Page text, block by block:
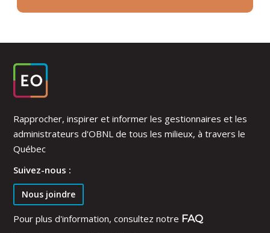
Rapprocher, inspirer et informer les gestionnaires et les
administrateurs d'OBNL de tous les milieux, à travers le
Québec
Suivez-nous :
Nous joindre
Pour plus d'information, consultez notre FAQ